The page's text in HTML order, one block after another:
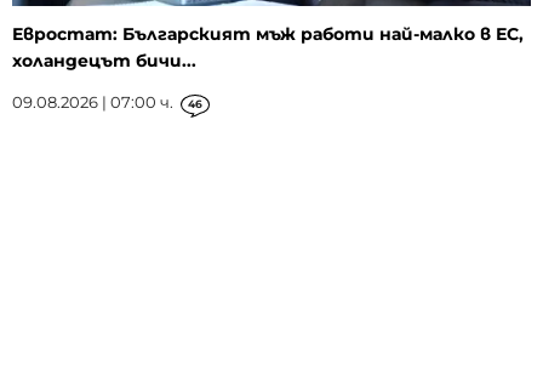
Евростат: Българският мъж работи най-малко в ЕС,
холандецът бичи...
09.08.2026 | 07:00 ч. 46